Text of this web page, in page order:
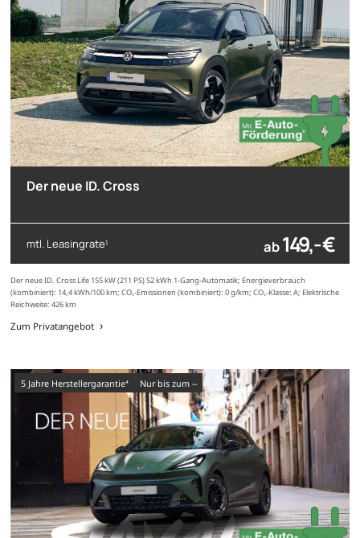
Der neue ID. Cross
mtl. Leasingrate1 ab149,- €
Der neue ID. Cross Life 155 kW (211 PS) 52 kWh 1-Gang-Automatik; Energieverbrauch
(kombiniert): 14,4 kWh/100 km; CO₂-Emissionen (kombiniert): 0 g/km; CO₂-Klasse: A; Elektrische
Reichweite: 426 km
Zum Privatangebot
5 Jahre Herstellergarantie⁴ nur bis zum --